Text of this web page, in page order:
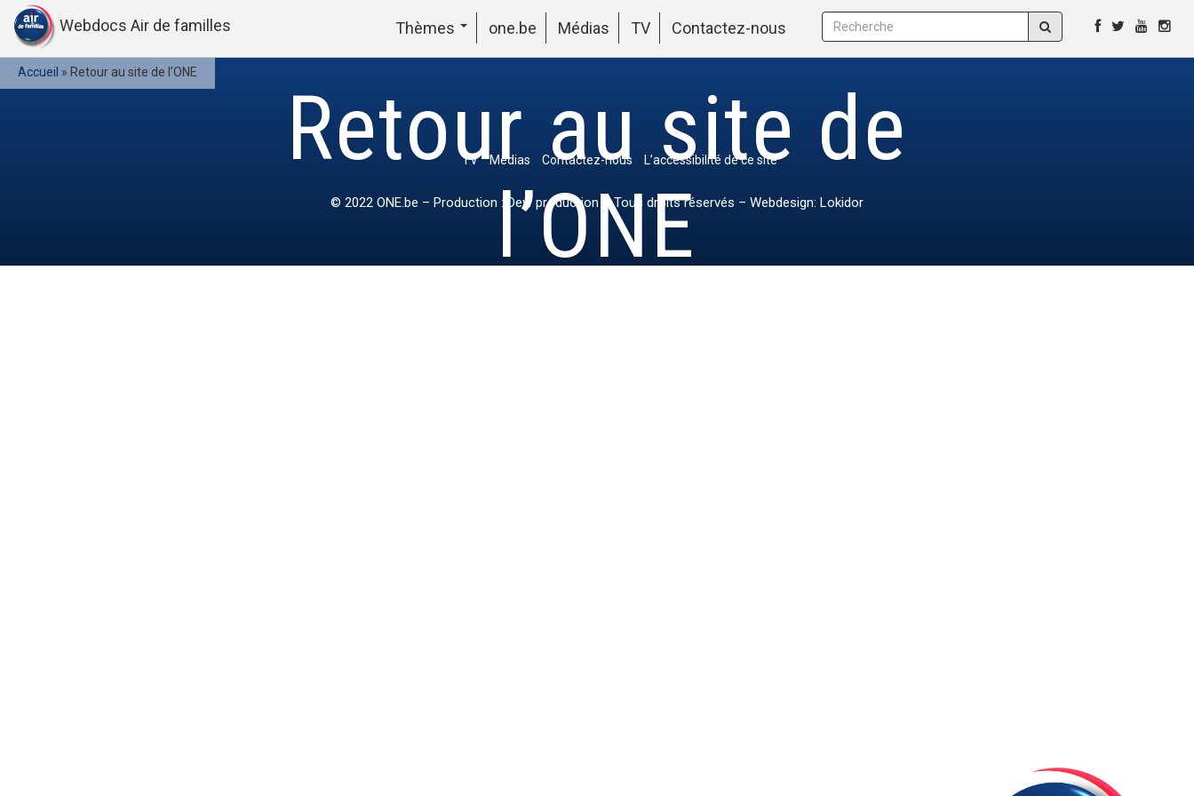
Webdocs Air de familles Thèmes one.be Médias TV Contactez-nous
Accueil » Retour au site de l’ONE
Retour au site de
l’ONE
TV Médias Contactez-nous L’accessibilité de ce site
© 2022 ONE.be – Production : Dew production – Tous droits réservés – Webdesign: Lokidor